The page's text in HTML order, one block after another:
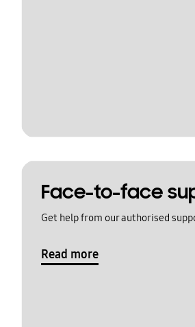
Face-to-face
Get help from our authorised
Read more